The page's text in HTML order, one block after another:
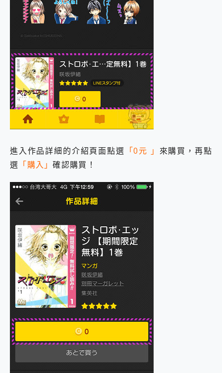
進入作品詳細的介紹頁面點選 「0元 」 來購買，再點
選 「購入」確認購買！